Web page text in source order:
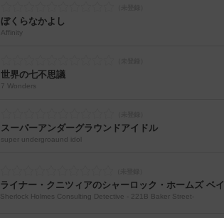
ぼくらなかよし
Affinity
世界の七不思議
7 Wonders
スーパーアンダーグラウンドアイドル
super undergroaund idol
ライナー・クニツィアのシャーロック・ホームズ ベ
Sherlock Holmes Consulting Detective - 221B Baker Street-